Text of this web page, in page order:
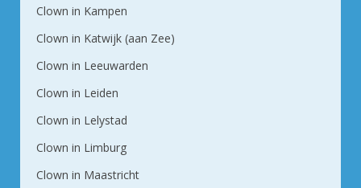
Clown in Kampen
Clown in Katwijk (aan Zee)
Clown in Leeuwarden
Clown in Leiden
Clown in Lelystad
Clown in Limburg
Clown in Maastricht